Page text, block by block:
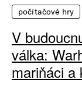
počítačové hry
V
válka:
mariňáci a